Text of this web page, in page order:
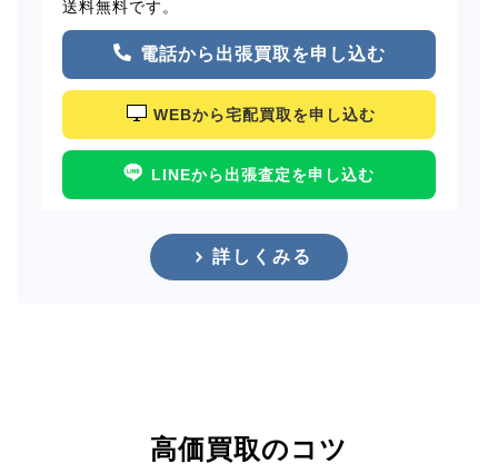
送料無料です。
電話から出張買取を申し込む
WEBから宅配買取を申し込む
LINEから出張査定を申し込む
詳しくみる
高価買取のコツ